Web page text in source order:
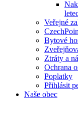
Veřejné
Bytové
Ztráty a
Ochrana
Poplatky
Přihlásit
Naše obec